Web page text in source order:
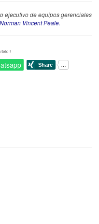
ejecutivo de equipos gerenciales
Norman Vincent Peale.
!